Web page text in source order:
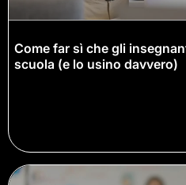
Come far sì che gli
scuola (e lo usino davvero)